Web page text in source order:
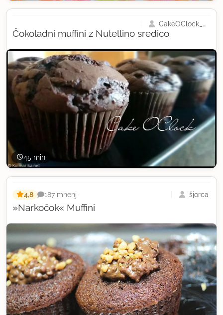
45 min
Čokoladni muffini z Nutellino sredico
CakeOClock_Urška
»Narkočok« Muffini
4,8 187 mnenj šjorca